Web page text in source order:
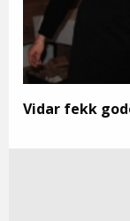
Vidar fekk